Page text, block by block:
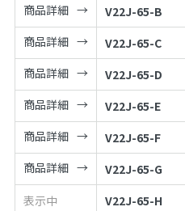
商品詳細
V22J-65-B
商品詳細
V22J-65-C
商品詳細
V22J-65-D
商品詳細
V22J-65-E
商品詳細
V22J-65-F
商品詳細
V22J-65-G
表示中
V22J-65-H